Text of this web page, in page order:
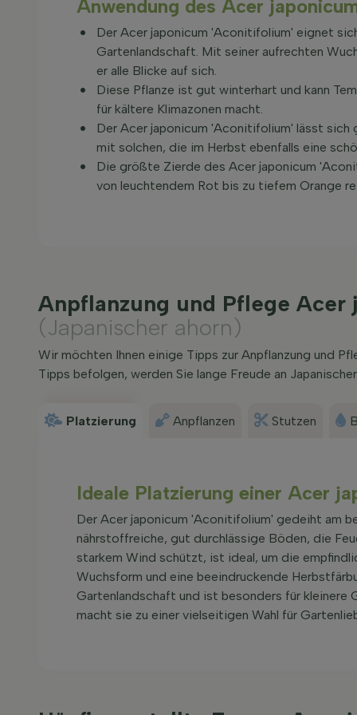
Anwendung des Acer
Der Acer japonicum 'Aconitifolium' eignet
Gartenlandschaft. Mit seiner aufrechten
er alle Blicke auf sich.
Diese Pflanze ist gut winterhart und kann
für kältere Klimazonen macht.
Der Acer japonicum 'Aconitifolium' lässt sich
mit solchen, die im Herbst ebenfalls eine
Die größte Zierde des Acer japonicum
von leuchtendem Rot bis zu tiefem Orange
Anpflanzung und Pflege
(Japanischer ahorn)
Wir möchten Ihnen einige Tipps zur Anpflanzung und
Tipps befolgen, werden Sie lange Freude an
Platzierung Anpflanzen Stutzen
Ideale Platzierung einer Acer
Der Acer japonicum 'Aconitifolium' gedeiht am
nährstoffreiche, gut durchlässige Böden, die
starkem Wind schützt, ist ideal, um die
Wuchsform und eine beeindruckende
Gartenlandschaft und ist besonders für kleinere
macht sie zu einer vielseitigen Wahl für